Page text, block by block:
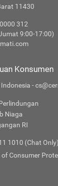
11430
312
9:00-17:00)
Konsumen
-
Niaga
RI
1010 (Chat Only)
Consumer